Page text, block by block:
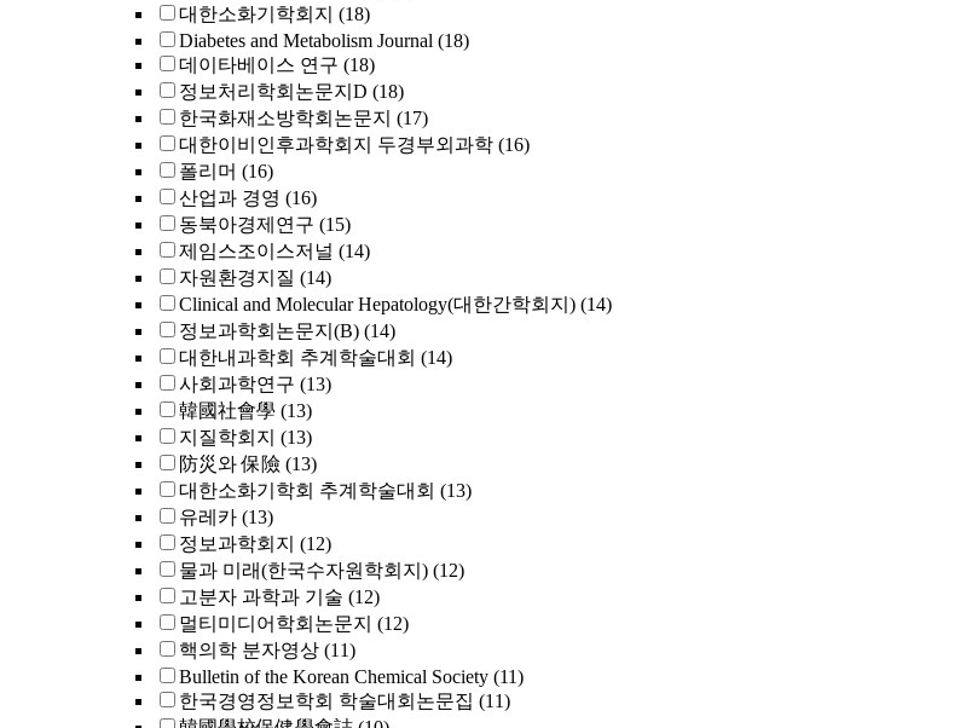
대한소화기학회지 (18)
Diabetes and Metabolism Journal (18)
데이타베이스 연구 (18)
정보처리학회논문지D (18)
한국화재소방학회논문지 (17)
대한이비인후과학회지 두경부외과학 (16)
폴리머 (16)
산업과 경영 (16)
동북아경제연구 (15)
제임스조이스저널 (14)
자원환경지질 (14)
Clinical and Molecular Hepatology(대한간학회지) (14)
정보과학회논문지(B) (14)
대한내과학회 추계학술대회 (14)
사회과학연구 (13)
韓國社會學 (13)
지질학회지 (13)
防災와 保險 (13)
대한소화기학회 추계학술대회 (13)
유레카 (13)
정보과학회지 (12)
물과 미래(한국수자원학회지) (12)
고분자 과학과 기술 (12)
멀티미디어학회논문지 (12)
핵의학 분자영상 (11)
Bulletin of the Korean Chemical Society (11)
한국경영정보학회 학술대회논문집 (11)